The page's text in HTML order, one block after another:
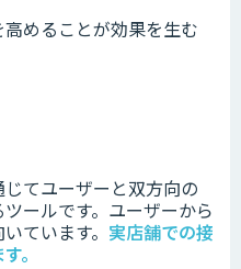
めることが効果を生む
てユーザーと双方向の
ールです。ユーザーから
ています。 実店舗での接
。